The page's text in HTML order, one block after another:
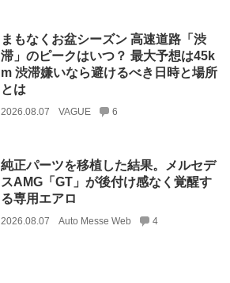
まもなくお盆シーズン 高速道路「渋
滞」のピークはいつ？ 最大予想は45k
m 渋滞嫌いなら避けるべき日時と場所
とは
2026.08.07 VAGUE 6
純正パーツを移植した結果。メルセデ
スAMG「GT」が後付け感なく覚醒す
る専用エアロ
2026.08.07 Auto Messe Web 4